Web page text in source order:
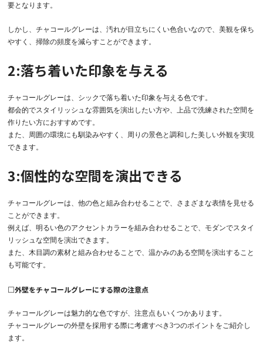
要となります。
しかし、チャコールグレーは、汚れが目立ちにくい色合いなので、美観を保ち
やすく、掃除の頻度を減らすことができます。
2:落ち着いた印象を与える
チャコールグレーは、シックで落ち着いた印象を与える色です。
都会的でスタイリッシュな雰囲気を演出したい方や、上品で洗練された空間を
作りたい方におすすめです。
また、周囲の環境にも馴染みやすく、周りの景色と調和した美しい外観を実現
できます。
3:個性的な空間を演出できる
チャコールグレーは、他の色と組み合わせることで、さまざまな表情を見せる
ことができます。
例えば、明るい色のアクセントカラーを組み合わせることで、モダンでスタイ
リッシュな空間を演出できます。
また、木目調の素材と組み合わせることで、温かみのある空間を演出すること
も可能です。
□外壁をチャコールグレーにする際の注意点
チャコールグレーは魅力的な色ですが、注意点もいくつかあります。
チャコールグレーの外壁を採用する際に考慮すべき3つのポイントをご紹介し
ます。